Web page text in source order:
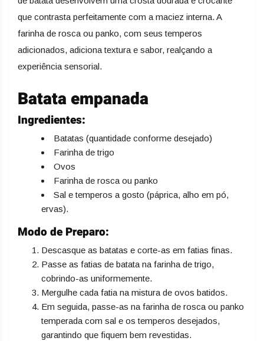
que contrasta perfeitamente com a maciez interna. A
farinha de rosca ou panko, com seus temperos
adicionados, adiciona textura e sabor, realçando a
experiência sensorial.
Batata empanada
Ingredientes:
Batatas (quantidade conforme desejado)
Farinha de trigo
Ovos
Farinha de rosca ou panko
Sal e temperos a gosto (páprica, alho em pó,
ervas).
Modo de Preparo:
Descasque as batatas e corte-as em fatias finas.
Passe as fatias de batata na farinha de trigo,
cobrindo-as uniformemente.
Mergulhe cada fatia na mistura de ovos batidos.
Em seguida, passe-as na farinha de rosca ou panko
temperada com sal e os temperos desejados,
garantindo que fiquem bem revestidas.